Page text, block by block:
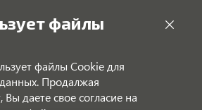
файлы
файлы Cookie для
Продалжая
Вы даете свое согласие на